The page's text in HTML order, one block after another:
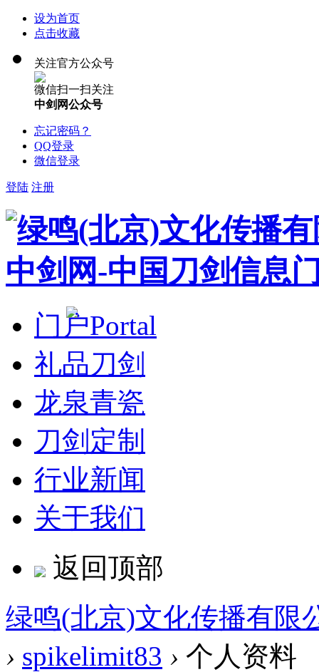
设为首页
点击收藏
关注官方公众号
微信扫一扫关注
中剑网公众号
忘记密码？
QQ登录
微信登录
登陆 注册
门户Portal
礼品刀剑
龙泉青瓷
刀剑定制
行业新闻
关于我们
返回顶部
绿鸣(北京)文化传播有限
› spikelimit83 › 个人资料